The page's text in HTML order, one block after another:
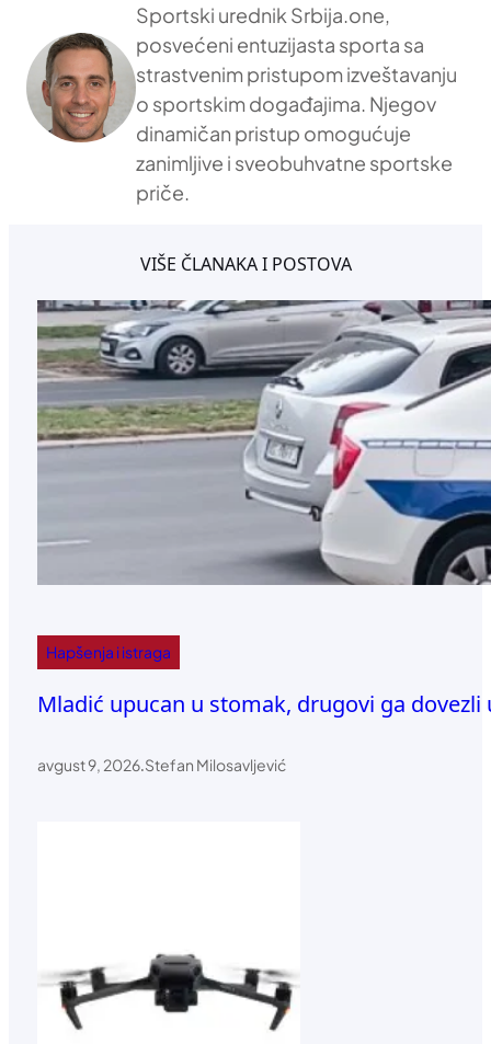
Sportski urednik Srbija.one,
posvećeni entuzijasta sporta sa
strastvenim pristupom izveštavanju
o sportskim događajima. Njegov
dinamičan pristup omogućuje
zanimljive i sveobuhvatne sportske
priče.
VIŠE ČLANAKA I POSTOVA
Hapšenja i istraga
Mladić upucan u stomak, drugovi ga
avgust 9, 2026.Stefan Milosavljević